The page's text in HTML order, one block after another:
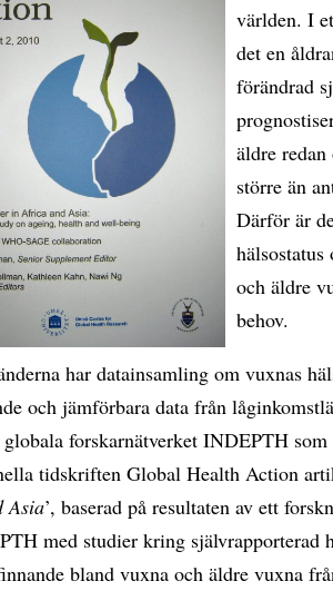
världen. I
det en
förändrad
äldre
större än
Därför är
och äldre
behov.
har datainsamling om vuxnas
och jämförbara data från
forskarnätverket INDEPTH
tidskriften Global Health Action
Asia’, baserad på resultaten av ett
med studier kring självrapporterad
bland vuxna och äldre vuxna